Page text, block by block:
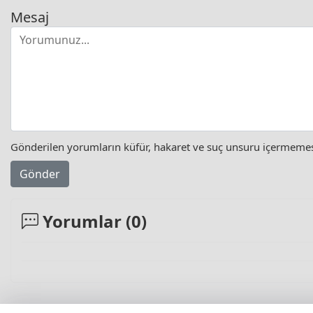
Mesaj
Gönderilen yorumların küfür, hakaret ve suç unsuru
Gönder
Yorumlar (0)